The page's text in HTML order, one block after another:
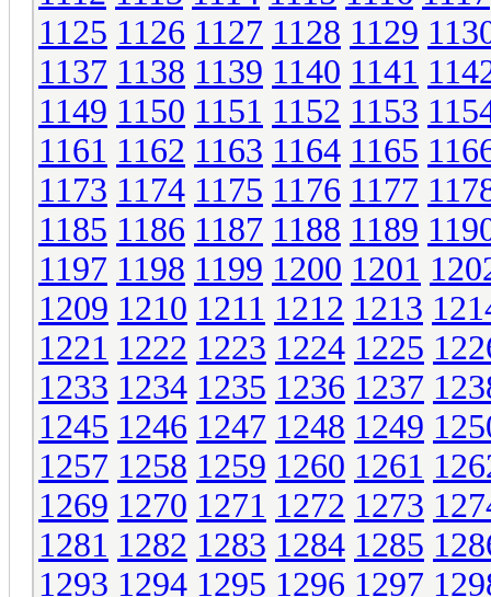
1125 1126 1127 1128 1129
1137 1138 1139 1140 1141
1149 1150 1151 1152 1153
1161 1162 1163 1164 1165
1173 1174 1175 1176 1177
1185 1186 1187 1188 1189
1197 1198 1199 1200 1201
1209 1210 1211 1212 1213
1221 1222 1223 1224 1225
1233 1234 1235 1236 1237
1245 1246 1247 1248 1249
1257 1258 1259 1260 1261
1269 1270 1271 1272 1273
1281 1282 1283 1284 1285
1293 1294 1295 1296 1297